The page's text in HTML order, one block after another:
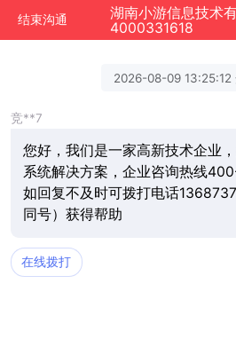
结束沟通
4000331618
2026-08-09 13:25:12
竞**7
您好，我们是一家高新技术企业
系统解决方案，企业咨询热线
如回复不及时可拨打电话
同号）获得帮助
在线拨打